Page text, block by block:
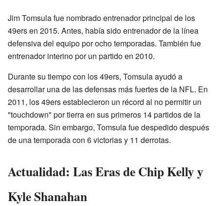
Jim Tomsula fue nombrado entrenador principal de los
49ers en 2015. Antes, había sido entrenador de la línea
defensiva del equipo por ocho temporadas. También fue
entrenador interino por un partido en 2010.
Durante su tiempo con los 49ers, Tomsula ayudó a
desarrollar una de las defensas más fuertes de la NFL. En
2011, los 49ers establecieron un récord al no permitir un
"touchdown" por tierra en sus primeros 14 partidos de la
temporada. Sin embargo, Tomsula fue despedido después
de una temporada con 6 victorias y 11 derrotas.
Actualidad: Las Eras de Chip Kelly y
Kyle Shanahan